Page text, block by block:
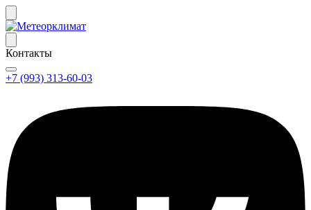
Контакты
+7 (993) 313-60-03